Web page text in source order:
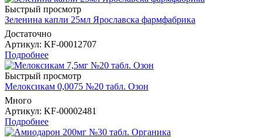
Быстрый просмотр
Зеленина капли 25мл Ярославска фармфабрика
Достаточно
Артикул: KF-00012707
Подробнее
Быстрый просмотр
Мелоксикам 0,0075 №20 табл. Озон
Много
Артикул: KF-00002481
Подробнее